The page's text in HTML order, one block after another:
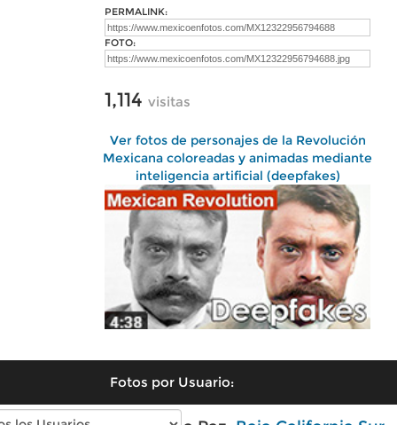
PERMALINK:
FOTO:
1,114 visitas
Ver fotos de personajes de la Revolución
Mexicana coloreadas y animadas mediante
inteligencia artificial (deepfakes)
Fotos por Usuario: